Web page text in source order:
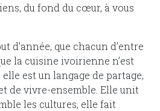
du fond du cœur, à vous
d’année, que chacun d’entre
la cuisine ivoirienne n’est
est un langage de partage,
de vivre-ensemble. Elle unit
les cultures, elle fait